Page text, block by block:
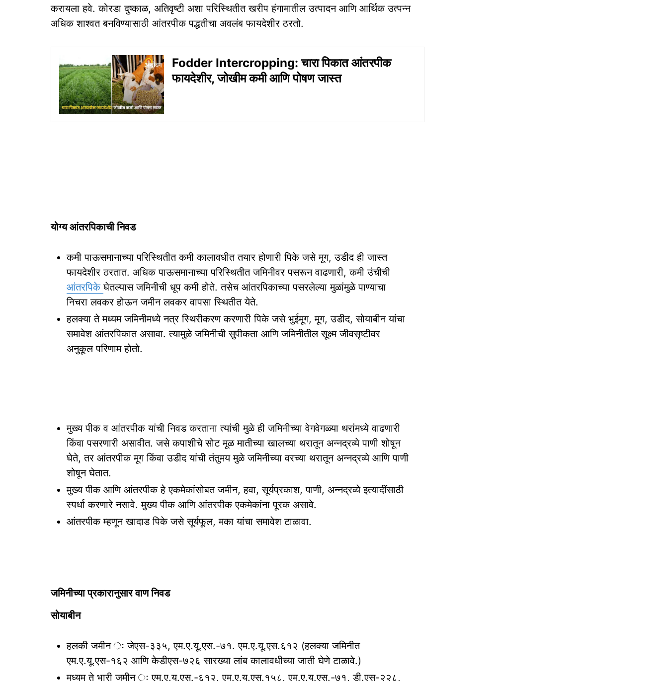
करायला हवे. कोरडा दुष्काळ, अतिवृष्टी अशा परिस्थितीत खरीप हंगामातील उत्पादन आणि आर्थिक उत्पन्न
अधिक शाश्वत बनविण्यासाठी आंतरपीक पद्धतीचा अवलंब फायदेशीर ठरतो.
Fodder Intercropping: चारा पिकात आंतरपीक
फायदेशीर, जोखीम कमी आणि पोषण जास्त
योग्य आंतरपिकाची निवड
कमी पाऊसमानाच्या परिस्थितीत कमी कालावधीत तयार होणारी पिके जसे मूग, उडीद ही जास्त
फायदेशीर ठरतात. अधिक पाऊसमानाच्या परिस्थितीत जमिनीवर पसरून वाढणारी, कमी उंचीची
आंतरपिकेघेतल्यास जमिनीची धूप कमी होते. तसेच आंतरपिकाच्या पसरलेल्या मुळांमुळे पाण्याचा
निचरा लवकर होऊन जमीन लवकर वापसा स्थितीत येते.
हलक्या ते मध्यम जमिनीमध्ये नत्र स्थिरीकरण करणारी पिके जसे भुईमूग, मूग, उडीद, सोयाबीन यांचा
समावेश आंतरपिकात असावा. त्यामुळे जमिनीची सुपीकता आणि जमिनीतील सूक्ष्म जीवसृष्टीवर
अनुकूल परिणाम होतो.
मुख्य पीक व आंतरपीक यांची निवड करताना त्यांची मुळे ही जमिनीच्या वेगवेगळ्या थरांमध्ये वाढणारी
किंवा पसरणारी असावीत. जसे कपाशीचे सोट मूळ मातीच्या खालच्या थरातून अन्नद्रव्ये पाणी शोषून
घेते, तर आंतरपीक मूग किंवा उडीद यांची तंतुमय मुळे जमिनीच्या वरच्या थरातून अन्नद्रव्ये आणि पाणी
शोषून घेतात.
मुख्य पीक आणि आंतरपीक हे एकमेकांसोबत जमीन, हवा, सूर्यप्रकाश, पाणी, अन्नद्रव्ये इत्यादींसाठी
स्पर्धा करणारे नसावे. मुख्य पीक आणि आंतरपीक एकमेकांना पूरक असावे.
आंतरपीक म्हणून खादाड पिके जसे सूर्यफूल, मका यांचा समावेश टाळावा.
जमिनीच्या प्रकारानुसार वाण निवड
सोयाबीन
हलकी जमीन ः जेएस-३३५, एम.ए.यू.एस.-७१. एम.ए.यू.एस.६१२ (हलक्या जमिनीत
एम.ए.यू.एस-१६२ आणि केडीएस-७२६ सारख्या लांब कालावधीच्या जाती घेणे टाळावे.)
मध्यम ते भारी जमीन ः एम.ए.यू.एस.-६१२, एम.ए.यू.एस.१५८, एम.ए.यू.एस.-७१, डी.एस-२२८,